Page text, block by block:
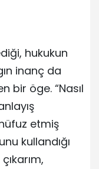
hukukun
inanç da
bir öge. “Nasıl
etmiş
kullandığı